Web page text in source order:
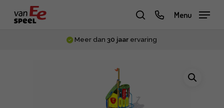
zoeken
phone
Menu
Meer dan30 jaar ervaring